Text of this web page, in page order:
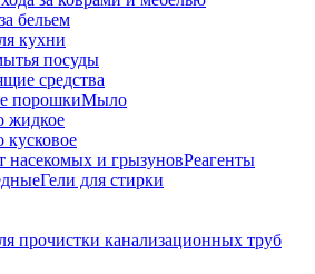
бельем
кухни
посуды
средства
порошкиМыло
жидкое
насекомых и грызуновРеагенты
Гели для стирки
прочистки канализационных труб